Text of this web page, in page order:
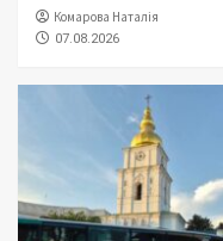
Комарова Наталія
07.08.2026